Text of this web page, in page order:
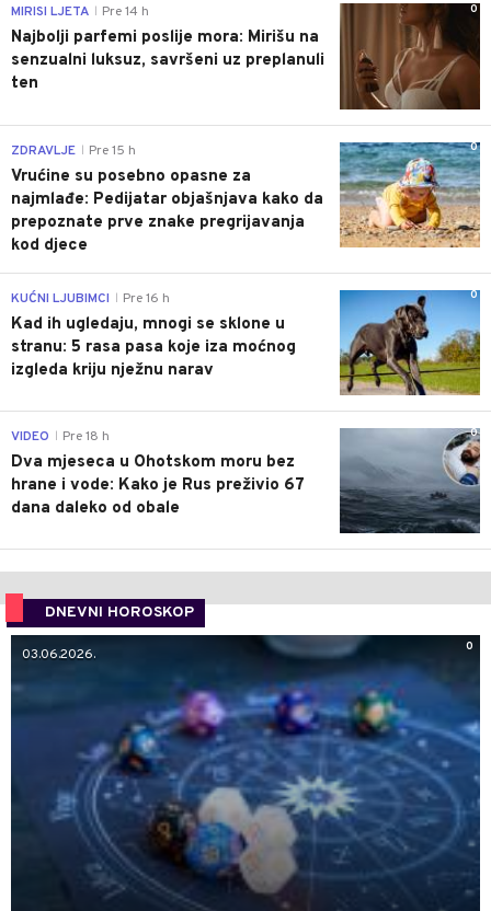
0
MIRISI LJETA Pre 14 h
Najbolji parfemi poslije mora: Mirišu na
senzualni luksuz, savršeni uz preplanuli
ten
0
ZDRAVLJE Pre 15 h
Vrućine su posebno opasne za
najmlađe: Pedijatar objašnjava kako da
prepoznate prve znake pregrijavanja
kod djece
0
KUĆNI LJUBIMCI Pre 16 h
Kad ih ugledaju, mnogi se sklone u
stranu: 5 rasa pasa koje iza moćnog
izgleda kriju nježnu narav
0
VIDEO Pre 18 h
Dva mjeseca u Ohotskom moru bez
hrane i vode: Kako je Rus preživio 67
dana daleko od obale
DNEVNI HOROSKOP
0
03.06.2026.